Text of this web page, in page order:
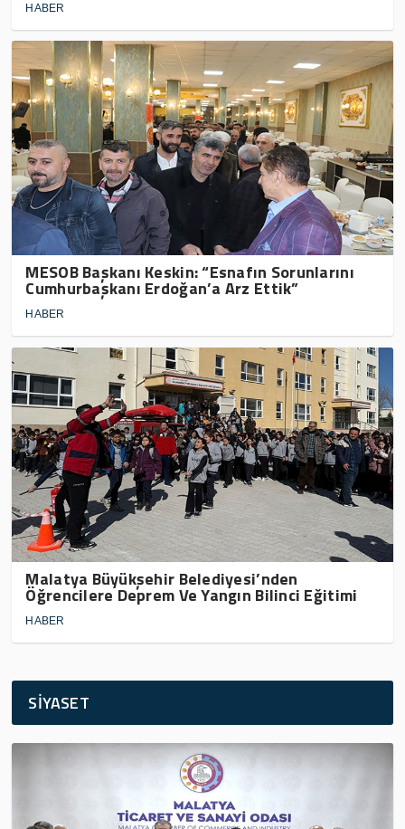
HABER
MESOB Başkanı Keskin: “Esnafın Sorunlarını
Cumhurbaşkanı Erdoğan’a Arz Ettik”
HABER
Malatya Büyükşehir Belediyesi’nden
Öğrencilere Deprem Ve Yangın Bilinci Eğitimi
HABER
SİYASET